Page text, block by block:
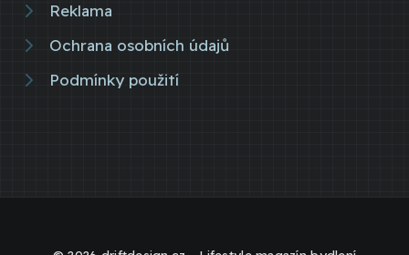
Reklama
Ochrana osobních údajů
Podmínky použití